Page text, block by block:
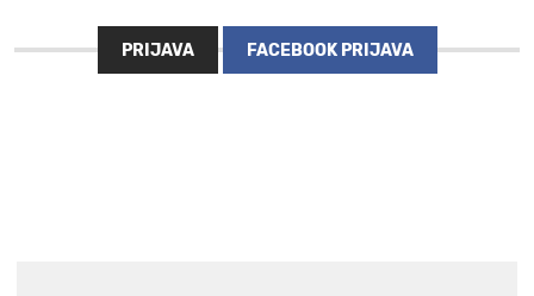
PRIJAVA FACEBOOK PRIJAVA